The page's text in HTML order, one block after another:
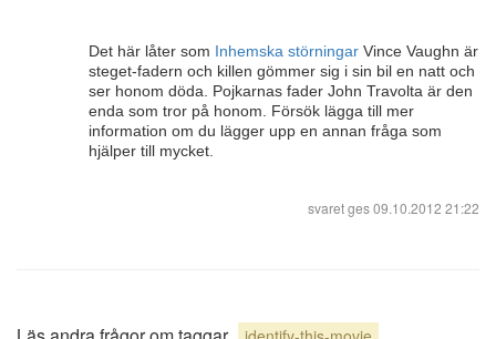
Det här låter som Inhemska störningar Vince Vaughn är
steget-fadern och killen gömmer sig i sin bil en natt och
ser honom döda. Pojkarnas fader John Travolta är den
enda som tror på honom. Försök lägga till mer
information om du lägger upp en annan fråga som
hjälper till mycket.
svaret ges09.10.2012 21:22